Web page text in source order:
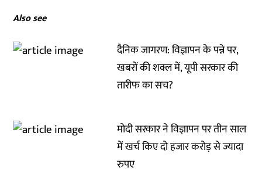
Also see
दैनिक जागरण: विज्ञापन के पन्ने पर,
खबरों की शक्ल में, यूपी सरकार की
तारीफ का सच?
मोदी सरकार ने विज्ञापन पर तीन साल
में खर्च किए दो हजार करोड़ से ज्यादा
रुपए